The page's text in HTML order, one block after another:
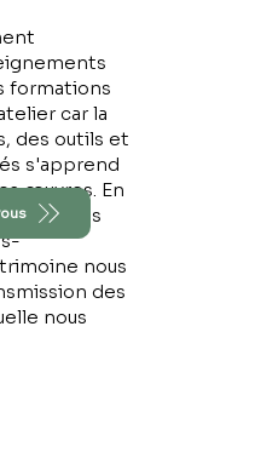
formations
car la
des outils et
s'apprend
œuvres. En
des
nous
des
nous